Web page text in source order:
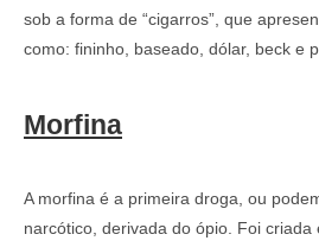
sob a forma de “cigarros”, que
como: fininho, baseado, dólar, beck e
Morfina
A morfina é a primeira droga, ou
narcótico, derivada do ópio. Foi criada